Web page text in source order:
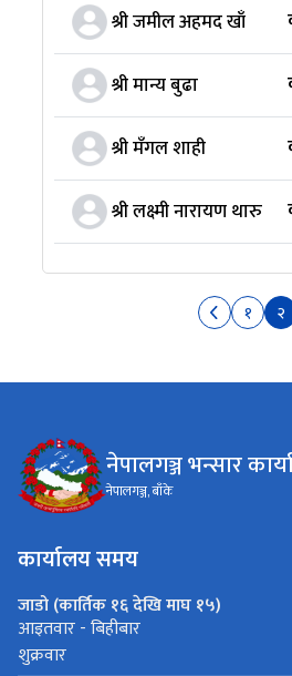
श्री जमील अहमद खाँ
श्री मान्य बुढा
श्री मँगल शाही
श्री लक्ष्मी नारायण थारु
१ २
नेपालगञ्ज भन्सार
नेपालगञ्ज, बाँके
कार्यालय समय
जाडो (कार्तिक १६ देखि माघ १५)
आइतवार - बिहीबार
शुक्रवार